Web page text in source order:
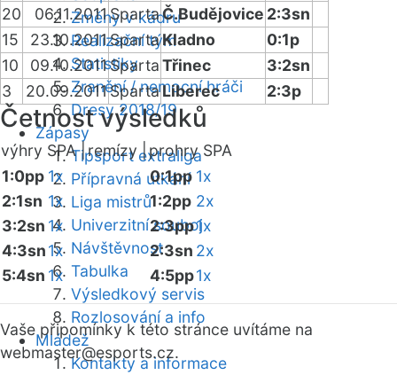
Změny v kádru
Realizační tým
Statistiky
Zranění / nemocní hráči
Dresy 2018/19
Zápasy
Tipsport extraliga
Přípravná utkání
Liga mistrů
Univerzitní souboj
Návštěvnost
Tabulka
Výsledkový servis
Rozlosování a info
Mládež
Kontakty a informace
20
06.11.2011SpartaČ.Budějovice 2:3sn
15
23.10.2011SpartaKladno
0:1p
10
09.10.2011SpartaTřinec
3:2sn
3
20.09.2011SpartaLiberec 2:3p
Četnost výsledků
výhry SPA |remízy |prohry SPA
1:0pp 1x
2:1sn 1x
3:2sn 1x
4:3sn1x
5:4sn 1x
0:1pp 1x
1:2pp 2x
2:3pp1x
2:3sn 2x
4:5pp1x
Vaše připomínky k této stránce uvítáme na
webmaster@esports.cz.